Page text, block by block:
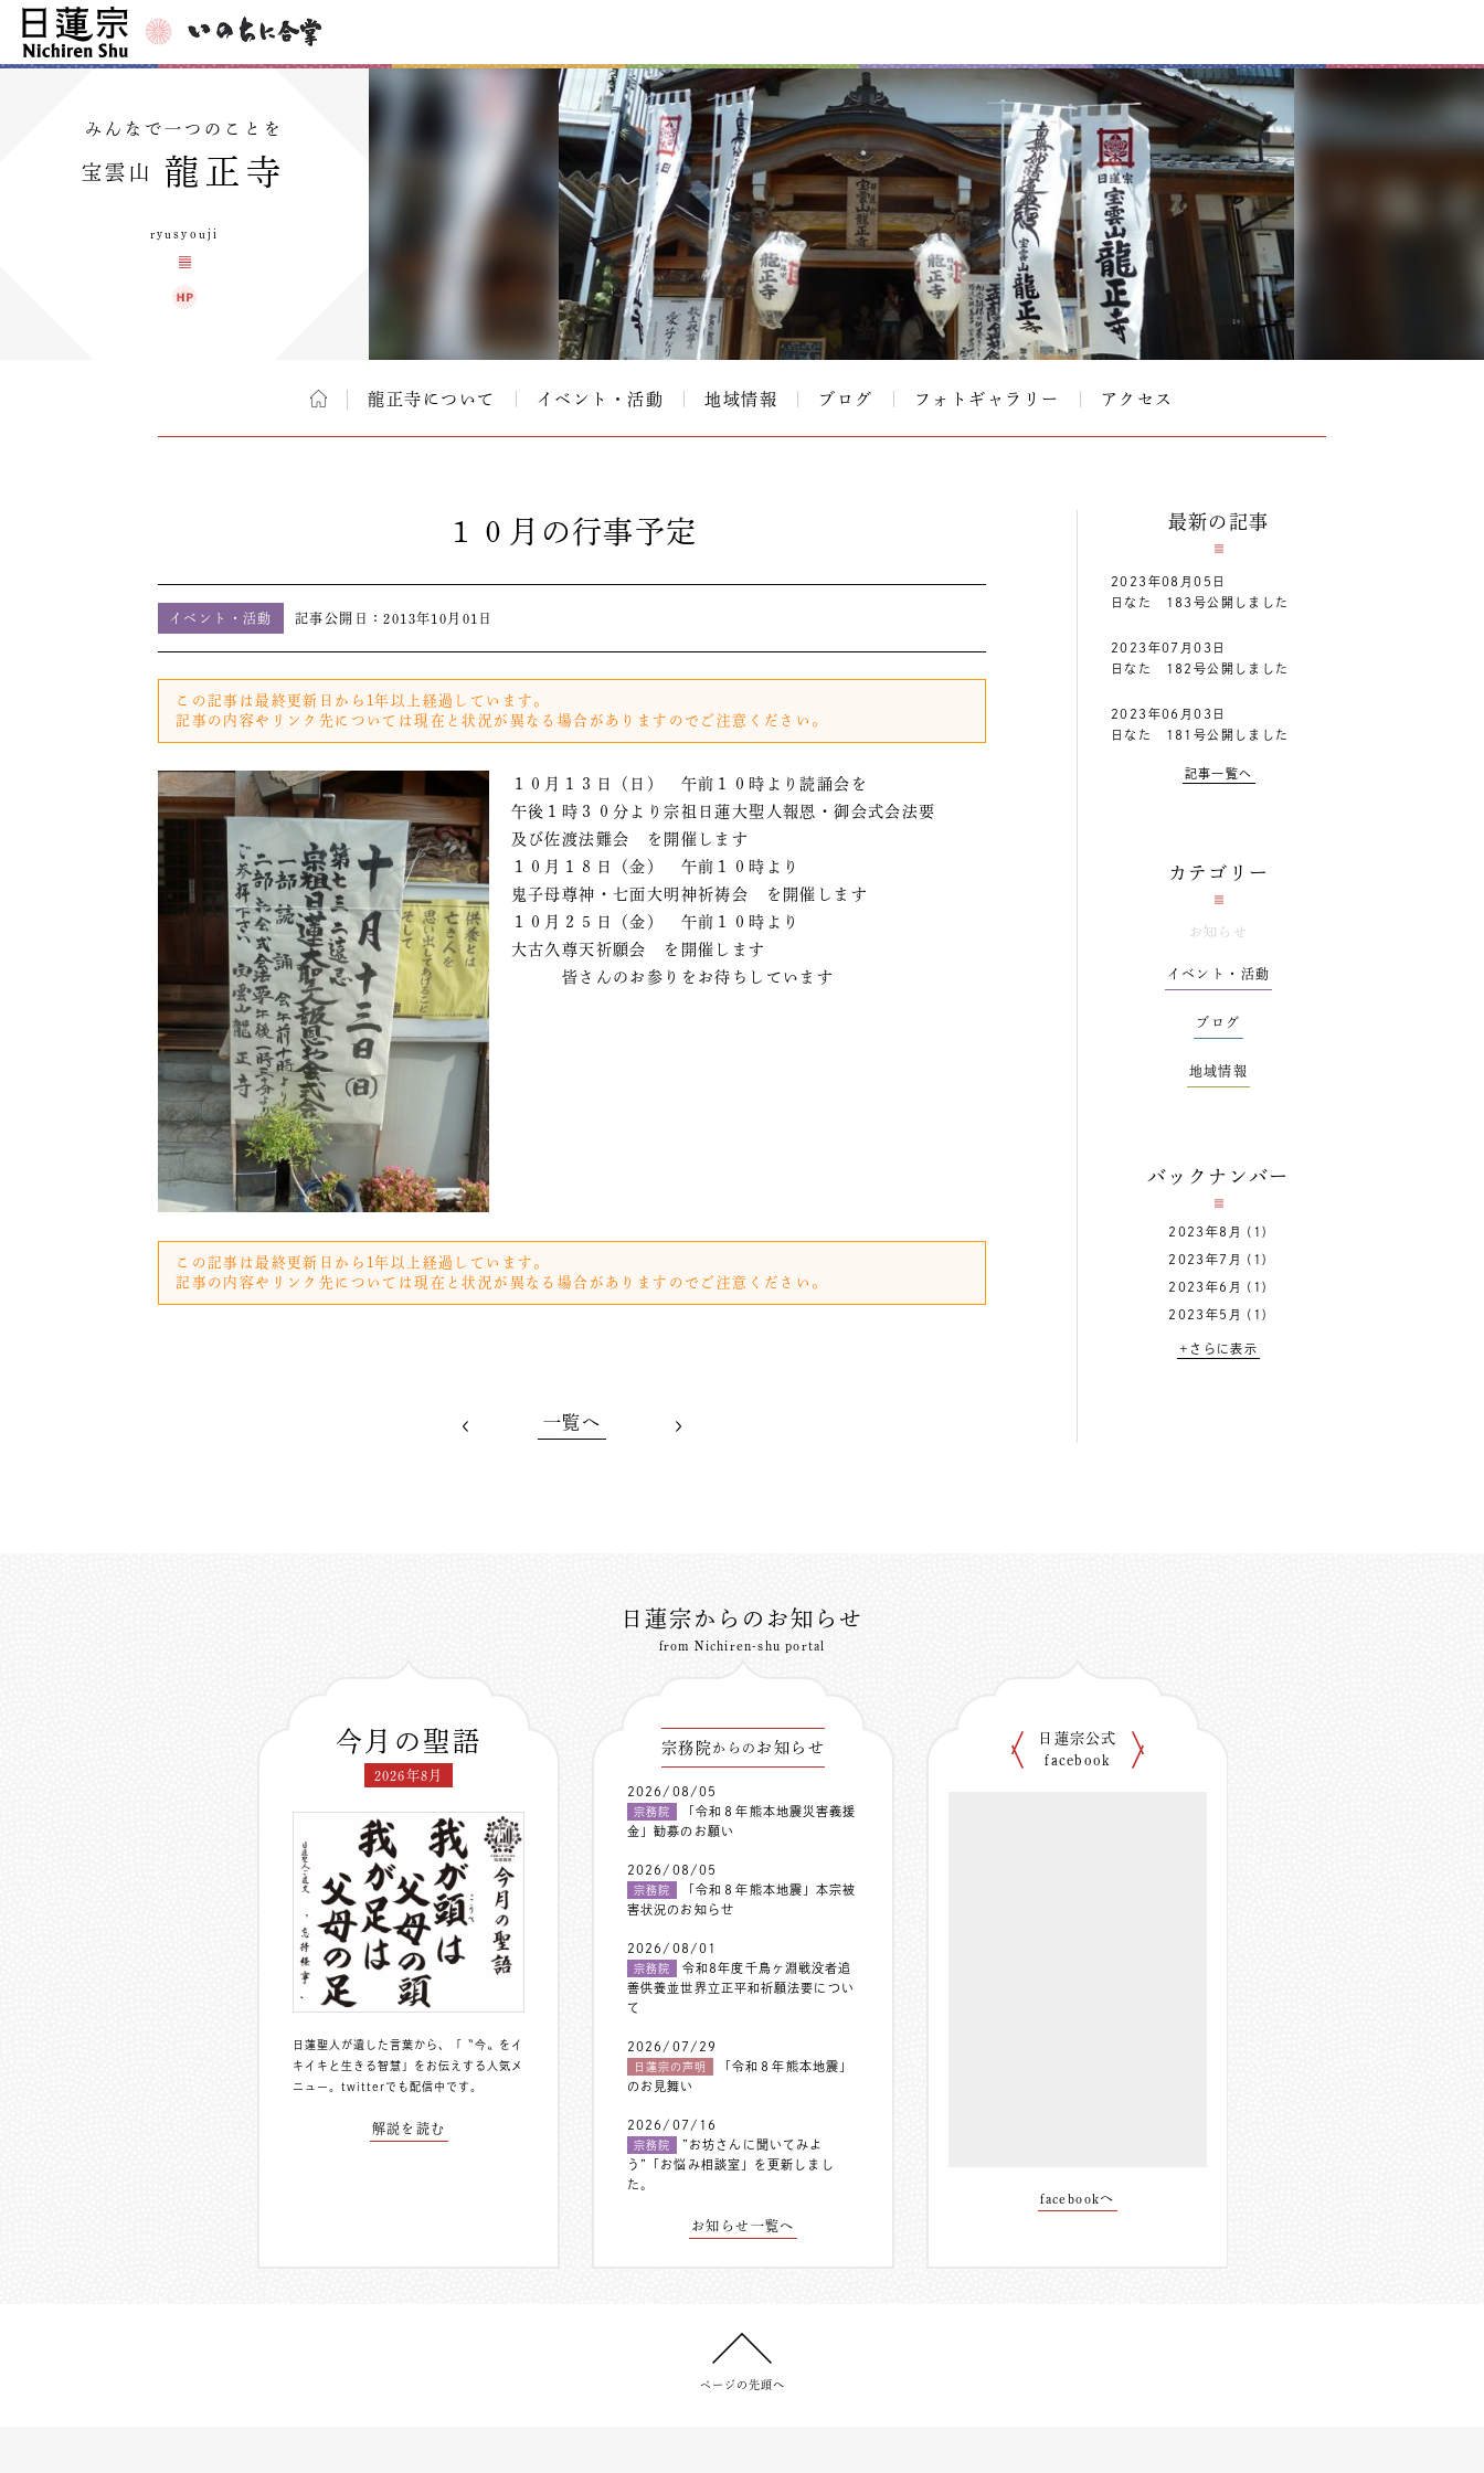
みんなで一つのことを
宝雲山 龍正寺
ryusyouji
龍正寺について イベント・活動 地域情報 ブログ フォトギャラリー アクセス
１０月の行事予定
イベント・活動 記事公開日：2013年10月01日
この記事は最終更新日から1年以上経過しています。
記事の内容やリンク先については現在と状況が異なる場合がありますのでご注意ください。
１０月１３日（日） 午前１０時より読誦会を
午後１時３０分より宗祖日蓮大聖人報恩・御会式会法要
及び佐渡法難会 を開催します
１０月１８日（金） 午前１０時より
鬼子母尊神・七面大明神祈祷会 を開催します
１０月２５日（金） 午前１０時より
大古久尊天祈願会 を開催します
皆さんのお参りをお待ちしています
この記事は最終更新日から1年以上経過しています。
記事の内容やリンク先については現在と状況が異なる場合がありますのでご注意ください。
一覧へ
最新の記事
2023年08月05日
日なた 183号公開しました
2023年07月03日
日なた 182号公開しました
2023年06月03日
日なた 181号公開しました
記事一覧へ
カテゴリー
お知らせ
イベント・活動
ブログ
地域情報
バックナンバー
2023年8月 (1)
2023年7月 (1)
2023年6月 (1)
2023年5月 (1)
+さらに表示
日蓮宗からのお知らせ
from Nichiren-shu portal
今月の聖語
2026年8月
日蓮聖人が遺した言葉から、「〝今〟をイ
キイキと生きる智慧」をお伝えする人気メ
ニュー。 twitterでも配信中 です。
解説を読む
宗務院からの お知らせ
2026/08/05
宗務院
「令和８年熊本地震災害義援
金」勧募のお願い
2026/08/05
宗務院
「令和８年熊本地震」本宗被
害状況のお知らせ
2026/08/01
宗務院
令和8年度千鳥ヶ淵戦没者追
善供養並世界立正平和祈願法要につい
て
2026/07/29
日蓮宗の声明
「令和８年熊本地震」
のお見舞い
2026/07/16
宗務院
”お坊さんに聞いてみよ
う”「お悩み相談室」を更新しまし
た。
お知らせ一覧へ
日蓮宗公式
facebook
facebookへ
ページの先頭へ